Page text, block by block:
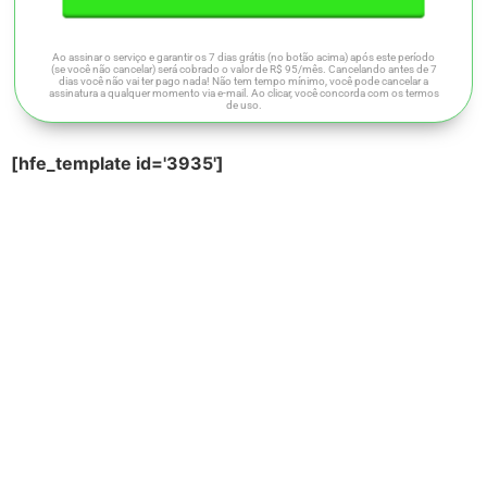
Ao assinar o serviço e garantir os 7 dias grátis (no botão acima) após este período
(se você não cancelar) será cobrado o valor de R$ 95/mês. Cancelando antes de 7
dias você não vai ter pago nada! Não tem tempo mínimo, você pode cancelar a
assinatura a qualquer momento via e-mail. Ao clicar, você concorda com os termos
de uso.
[hfe_template id='3935']